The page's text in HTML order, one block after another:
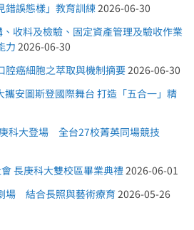
錯誤態樣」教育訓練2026-06-30
收料及檢驗、固定資產管理及驗收作業
力 2026-06-30
腔癌細胞之萃取與機制摘要2026-06-30
安圖斯登國際舞台 打造「五合一」精
科大登場 全台27校菁英同場競技
長庚科大雙校區畢業典禮2026-06-01
場 結合長照與藝術療育 2026-05-26